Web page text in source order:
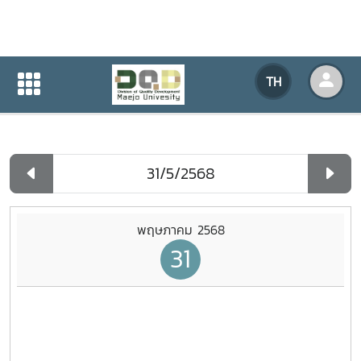
TH
ปฏิทินกิจกรรมของหน่วยงาน
ปฏิทินกิจกรรมของหน่วยงาน
พฤษภาคม 2568
31